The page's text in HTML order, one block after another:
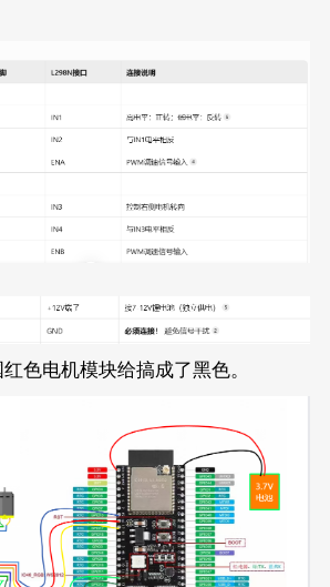
色电机模块给搞成了黑色。